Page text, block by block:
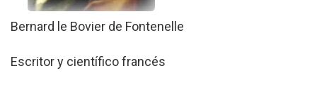
Bernard le Bovier de Fontenelle
Escritor y científico francés